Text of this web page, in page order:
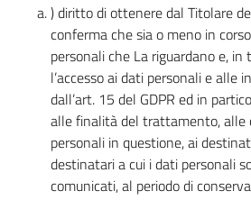
) diritto di ottenere dal Titolare
conferma che sia o meno in
personali che La riguardano e,
l’accesso ai dati personali e alle
dall’art. 15 del GDPR ed in
alle finalità del trattamento, alle
personali in questione, ai
destinatari a cui i dati personali
comunicati, al periodo di